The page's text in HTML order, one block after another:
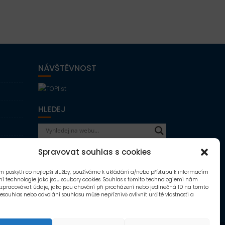
Spravovat souhlas s cookies
poskytli co nejlepší služby, používáme k ukládání a/nebo přístupu k informacím
technologie jako jsou soubory cookies. Souhlas s těmito technologiemi nám
údaje, jako jsou chování při procházení nebo jedinečná ID na tomto
nebo odvolání souhlasu může nepříznivě ovlivnit určité vlastnosti a
NÁVŠTĚVNOST
HLEDEJ